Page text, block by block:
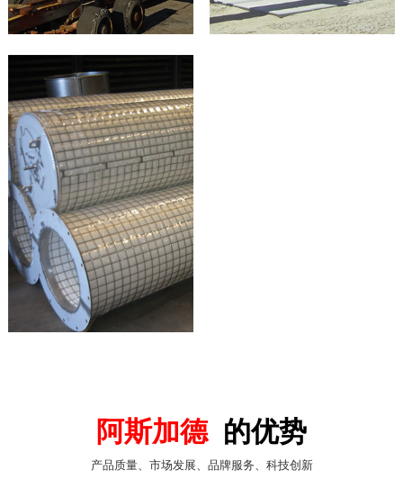
阿斯加德 的优势
产品质量、市场发展、品牌服务、科技创新